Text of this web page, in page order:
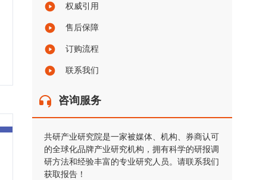
权威引用
售后保障
订购流程
联系我们
咨询服务
共研产业研究院是一家被媒体、机构、券商认可
的全球化品牌产业研究机构，拥有科学的研报调
研方法和经验丰富的专业研究人员。请联系我们
获取报告！